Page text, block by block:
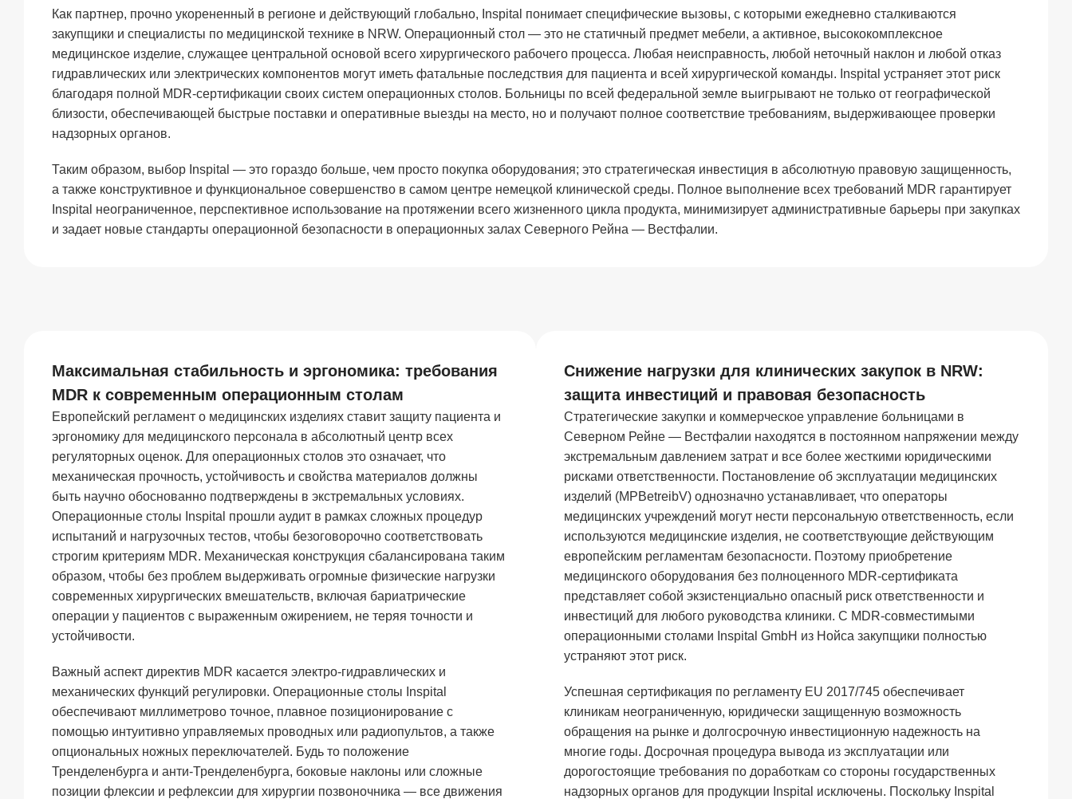
Как партнер, прочно укорененный в регионе и действующий глобально, Inspital понимает специфические вызовы, с которыми ежедневно сталкиваются
закупщики и специалисты по медицинской технике в NRW. Операционный стол — это не статичный предмет мебели, а активное, высококомплексное
медицинское изделие, служащее центральной основой всего хирургического рабочего процесса. Любая неисправность, любой неточный наклон и любой отказ
гидравлических или электрических компонентов могут иметь фатальные последствия для пациента и всей хирургической команды. Inspital устраняет этот риск
благодаря полной MDR-сертификации своих систем операционных столов. Больницы по всей федеральной земле выигрывают не только от географической
близости, обеспечивающей быстрые поставки и оперативные выезды на место, но и получают полное соответствие требованиям, выдерживающее проверки
надзорных органов.
Таким образом, выбор Inspital — это гораздо больше, чем просто покупка оборудования; это стратегическая инвестиция в абсолютную правовую защищенность,
а также конструктивное и функциональное совершенство в самом центре немецкой клинической среды. Полное выполнение всех требований MDR гарантирует
Inspital неограниченное, перспективное использование на протяжении всего жизненного цикла продукта, минимизирует административные барьеры при закупках
и задает новые стандарты операционной безопасности в операционных залах Северного Рейна — Вестфалии.
Максимальная стабильность и эргономика: требования
MDR к современным операционным столам
Европейский регламент о медицинских изделиях ставит защиту пациента и
эргономику для медицинского персонала в абсолютный центр всех
регуляторных оценок. Для операционных столов это означает, что
механическая прочность, устойчивость и свойства материалов должны
быть научно обоснованно подтверждены в экстремальных условиях.
Операционные столы Inspital прошли аудит в рамках сложных процедур
испытаний и нагрузочных тестов, чтобы безоговорочно соответствовать
строгим критериям MDR. Механическая конструкция сбалансирована таким
образом, чтобы без проблем выдерживать огромные физические нагрузки
современных хирургических вмешательств, включая бариатрические
операции у пациентов с выраженным ожирением, не теряя точности и
устойчивости.
Важный аспект директив MDR касается электро-гидравлических и
механических функций регулировки. Операционные столы Inspital
обеспечивают миллиметрово точное, плавное позиционирование с
помощью интуитивно управляемых проводных или радиопультов, а также
опциональных ножных переключателей. Будь то положение
Тренделенбурга и анти-Тренделенбурга, боковые наклоны или сложные
позиции флексии и рефлексии для хирургии позвоночника — все движения
Снижение нагрузки для клинических закупок в NRW:
защита инвестиций и правовая безопасность
Стратегические закупки и коммерческое управление больницами в
Северном Рейне — Вестфалии находятся в постоянном напряжении между
экстремальным давлением затрат и все более жесткими юридическими
рисками ответственности. Постановление об эксплуатации медицинских
изделий (MPBetreibV) однозначно устанавливает, что операторы
медицинских учреждений могут нести персональную ответственность, если
используются медицинские изделия, не соответствующие действующим
европейским регламентам безопасности. Поэтому приобретение
медицинского оборудования без полноценного MDR-сертификата
представляет собой экзистенциально опасный риск ответственности и
инвестиций для любого руководства клиники. С MDR-совместимыми
операционными столами Inspital GmbH из Нойса закупщики полностью
устраняют этот риск.
Успешная сертификация по регламенту EU 2017/745 обеспечивает
клиникам неограниченную, юридически защищенную возможность
обращения на рынке и долгосрочную инвестиционную надежность на
многие годы. Досрочная процедура вывода из эксплуатации или
дорогостоящие требования по доработкам со стороны государственных
надзорных органов для продукции Inspital исключены. Поскольку Inspital